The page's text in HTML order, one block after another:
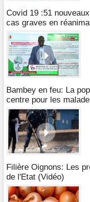
Covid 19 :51
cas graves en
Bambey en feu: La
centre pour les
Filière Oignons: Les
de l'Etat (Vidéo)